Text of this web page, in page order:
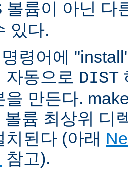
볼륨이 아닌 다
있다.
령어에
자동으로 DIST
을 만든다.
볼륨 최상위 디
된다 (아래
참고).